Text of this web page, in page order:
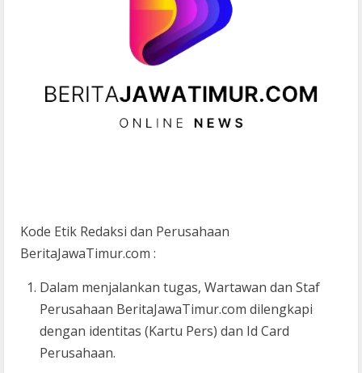
Kode Etik Redaksi dan Perusahaan
BeritaJawaTimur.com :
Dalam menjalankan tugas, Wartawan dan Staf
Perusahaan BeritaJawaTimur.com dilengkapi
dengan identitas (Kartu Pers) dan Id Card
Perusahaan.